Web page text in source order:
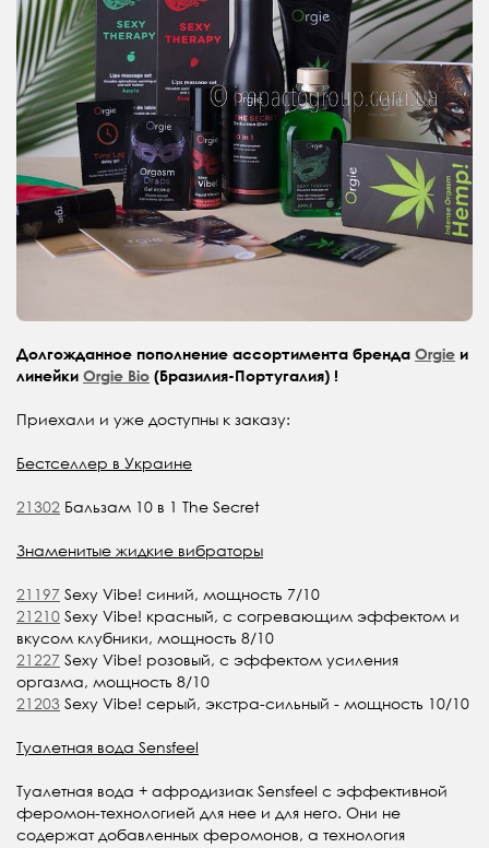
Долгожданное пополнение ассортимента бренда Orgie и
линейки Orgie Bio (Бразилия-Португалия) !
Приехали и уже доступны к заказу:
Бестселлер в Украине
21302 Бальзам 10 в 1 The Secret
Знаменитые жидкие вибраторы
21197 Sexy Vibe! синий, мощность 7/10
21210 Sexy Vibe! красный, с согревающим эффектом и
вкусом клубники, мощность 8/10
21227 Sexy Vibe! розовый, с эффектом усиления
оргазма, мощность 8/10
21203 Sexy Vibe! серый, экстра-сильный - мощность 10/10
Туалетная вода Sensfeel
Туалетная вода + афродизиак Sensfeel с эффективной
феромон-технологией для нее и для него. Они не
содержат добавленных феромонов, а технология